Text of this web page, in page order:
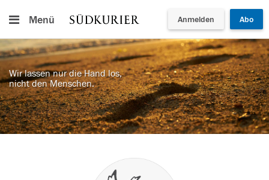
Menü Anmelden Abo
Wir lassen nur die Hand los,
nicht den Menschen.